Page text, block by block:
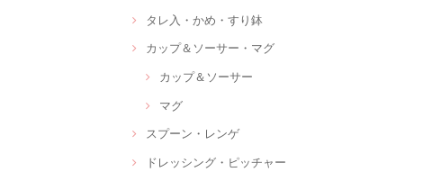
タレ入・かめ・すり鉢
カップ＆ソーサー・マグ
カップ＆ソーサー
マグ
スプーン・レンゲ
ドレッシング・ピッチャー